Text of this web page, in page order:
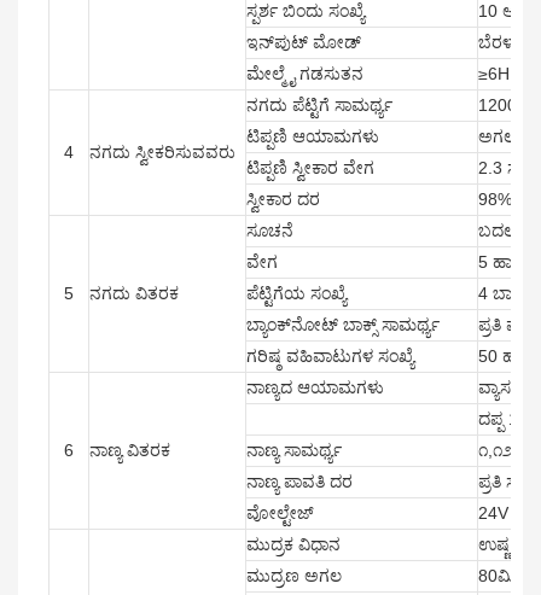
ಸ್ಪರ್ಶ ಬಿಂದು ಸಂಖ್ಯೆ
10 ಅಂಕ
ಇನ್‌ಪುಟ್ ಮೋಡ್
ಬೆರಳು
ಮೇಲ್ಮೈ ಗಡಸುತನ
≥6H
4 ನಗದು ಸ್ವೀಕರಿಸುವವರು
ನಗದು ಪೆಟ್ಟಿಗೆ ಸಾಮರ್ಥ್ಯ
1200
ಟಿಪ್ಪಣಿ ಆಯಾಮಗಳು
ಅಗಲ:
ಟಿಪ್ಪಣಿ ಸ್ವೀಕಾರ ವೇಗ
2.3
ಸ್ವೀಕಾರ ದರ
98%
5 ನಗದು ವಿತರಕ
ಸೂಚನೆ
ವೇಗ
5
ಪೆಟ್ಟಿಗೆಯ ಸಂಖ್ಯೆ
4 ಬಾಕ್ಸ್
ಬ್ಯಾಂಕ್‌ನೋಟ್ ಬಾಕ್ಸ್ ಸಾಮರ್ಥ್ಯ
ಪ್ರತಿ
ಗರಿಷ್ಠ ವಹಿವಾಟುಗಳ ಸಂಖ್ಯೆ
50
6 ನಾಣ್ಯ ವಿತರಕ
ನಾಣ್ಯದ ಆಯಾಮಗಳು
ವ್ಯಾಸ
ದಪ್ಪ
ನಾಣ್ಯ ಸಾಮರ್ಥ್ಯ
೧,೧೨೦
ನಾಣ್ಯ ಪಾವತಿ ದರ
ಪ್ರತಿ
ವೋಲ್ಟೇಜ್
24V
ಮುದ್ರಕ ವಿಧಾನ
ಉಷ್ಣ
ಮುದ್ರಣ ಅಗಲ